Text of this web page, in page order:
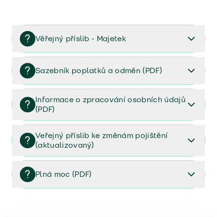
Věřejný příslib - Majetek
Věřejný příslib majetek 2023
Sazebník poplatků a odměn (PDF)
Sazebník poplatků a odměn (PDF)
Informace o zpracování osobních údajů
(PDF)
Informace o zpracování osobních údajů (PDF)
Veřejný příslib ke změnám pojištění
(aktualizovaný)
Veřejný příslib ke změnám pojištění (aktualizovaný)
Plná moc (PDF)